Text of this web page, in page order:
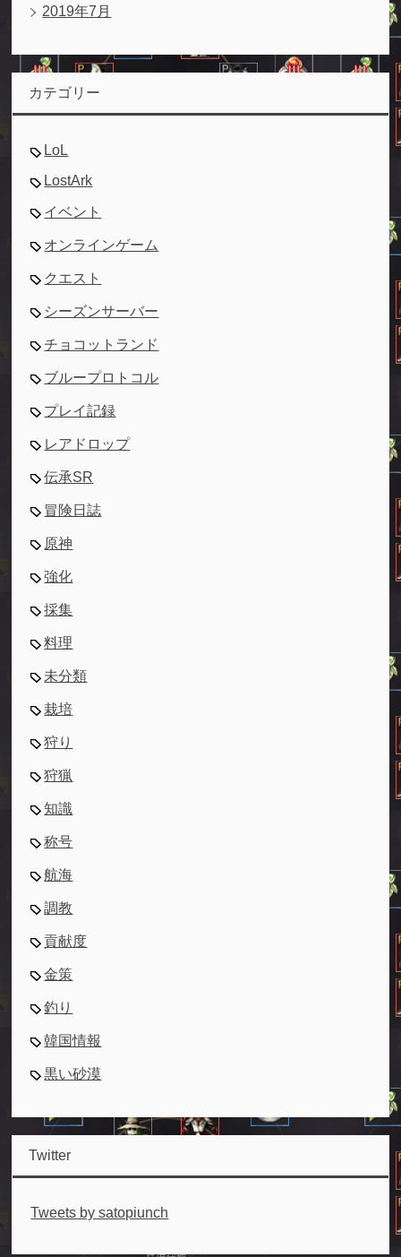
2019年7月
カテゴリー
LoL
LostArk
イベント
オンラインゲーム
クエスト
シーズンサーバー
チョコットランド
ブループロトコル
プレイ記録
レアドロップ
伝承SR
冒険日誌
原神
強化
採集
料理
未分類
栽培
狩り
狩猟
知識
称号
航海
調教
貢献度
金策
釣り
韓国情報
黒い砂漠
Twitter
Tweets by satopiunch